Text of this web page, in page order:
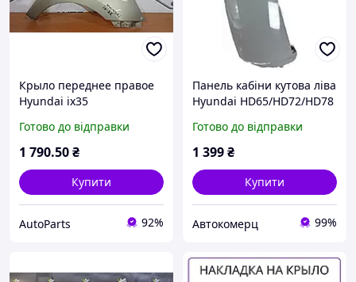
Крыло переднее правое
Hyundai ix35
Готово до відправки
1 790.50₴
Купити
AutoParts 92%
Панель кабіни кутова ліва
Hyundai HD65/HD72/HD78
2007г.
Готово до відправки
1 399₴
Купити
Автокомерц 99%